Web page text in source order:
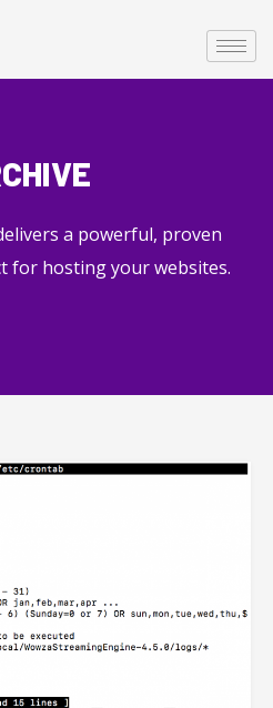
a powerful, proven
for hosting your websites.